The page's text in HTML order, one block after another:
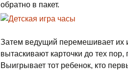
обратно в пакет.
Затем ведущий перемешивает их и
вытаскивают карточки до тех
Выигрывает тот ребенок, кто